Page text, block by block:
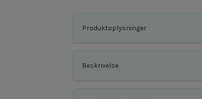
Produktoplysninger
Beskrivelse